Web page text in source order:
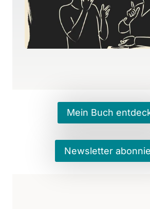
Mein Buch
Newsletter